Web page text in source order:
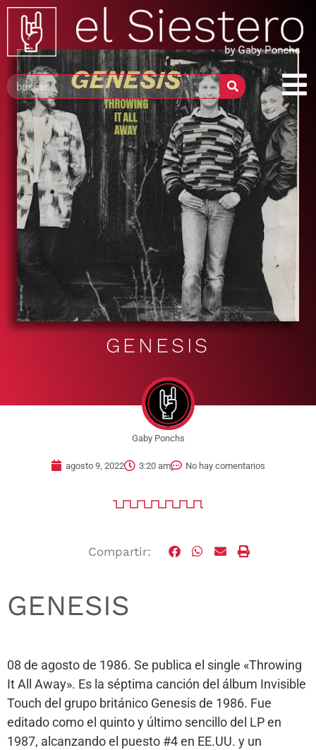
GENESIS
Gaby Ponchs
agosto 9, 2022 3:20 am No hay comentarios
Compartir:
GENESIS
08 de agosto de 1986. Se publica el single «Throwing
It All Away». Es la séptima canción del álbum Invisible
Touch del grupo británico Genesis de 1986. Fue
editado como el quinto y último sencillo del LP en
1987, alcanzando el puesto #4 en EE.UU. y un